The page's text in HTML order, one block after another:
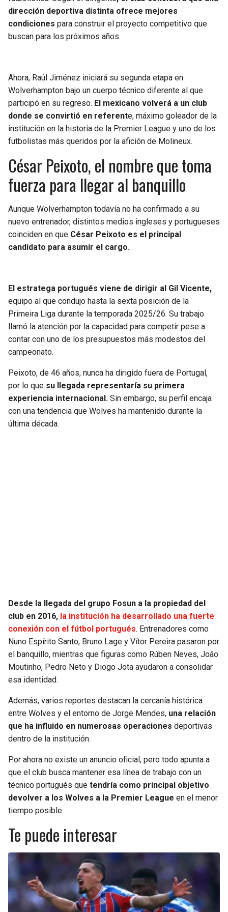
dirección deportiva distinta ofrece mejores
condiciones para construir el proyecto competitivo que
buscan para los próximos años.
Ahora, Raúl Jiménez iniciará su segunda etapa en
Wolverhampton bajo un cuerpo técnico diferente al que
participó en su regreso. El mexicano volverá a un club
donde se convirtió en referente, máximo goleador de la
institución en la historia de la Premier League y uno de los
futbolistas más queridos por la afición de Molineux.
César Peixoto, el nombre que toma
fuerza para llegar al banquillo
Aunque Wolverhampton todavía no ha confirmado a su
nuevo entrenador, distintos medios ingleses y portugueses
coinciden en que César Peixoto es el principal
candidato para asumir el cargo.
El estratega portugués viene de dirigir al Gil Vicente,
equipo al que condujo hasta la sexta posición de la
Primeira Liga durante la temporada 2025/26. Su trabajo
llamó la atención por la capacidad para competir pese a
contar con uno de los presupuestos más modestos del
campeonato.
Peixoto, de 46 años, nunca ha dirigido fuera de Portugal,
por lo que su llegada representaría su primera
experiencia internacional. Sin embargo, su perfil encaja
con una tendencia que Wolves ha mantenido durante la
última década.
Desde la llegada del grupo Fosun a la propiedad del
club en 2016, la institución ha desarrollado una fuerte
conexión con el fútbol portugués. Entrenadores como
Nuno Espírito Santo, Bruno Lage y Vítor Pereira pasaron por
el banquillo, mientras que figuras como Rúben Neves, João
Moutinho, Pedro Neto y Diogo Jota ayudaron a consolidar
esa identidad.
Además, varios reportes destacan la cercanía histórica
entre Wolves y el entorno de Jorge Mendes, una relación
que ha influido en numerosas operaciones deportivas
dentro de la institución.
Por ahora no existe un anuncio oficial, pero todo apunta a
que el club busca mantener esa línea de trabajo con un
técnico portugués que tendría como principal objetivo
devolver a los Wolves a la Premier League en el menor
tiempo posible.
Te puede interesar